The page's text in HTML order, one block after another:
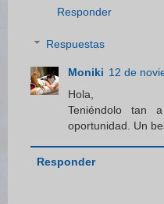
Responder
Respuestas
Moniki 12 de
Hola,
Teniéndolo tan
oportunidad. Un
Responder